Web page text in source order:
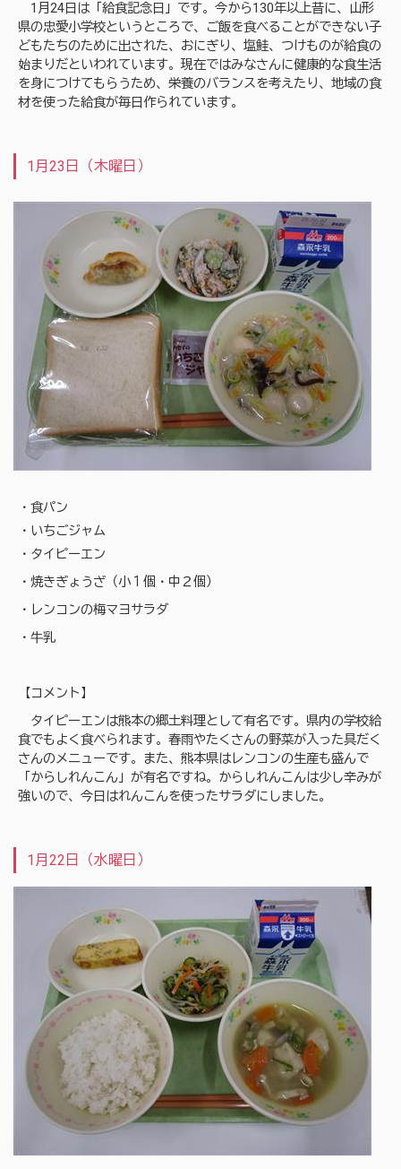
1月24日は「給食記念日」です。今から130年以上昔に、山形
県の忠愛小学校というところで、ご飯を食べることができない子
どもたちのために出された、おにぎり、塩鮭、つけものが給食の
始まりだといわれています。現在ではみなさんに健康的な食生活
を身につけてもらうため、栄養のバランスを考えたり、地域の食
材を使った給食が毎日作られています。
1月23日（木曜日）
・食パン
・いちごジャム
・タイピーエン
・焼きぎょうざ（小１個・中２個）
・レンコンの梅マヨサラダ
・牛乳
【コメント】
タイピーエンは熊本の郷土料理として有名です。県内の学校給
食でもよく食べられます。春雨やたくさんの野菜が入った具だく
さんのメニューです。また、熊本県はレンコンの生産も盛んで
「からしれんこん」が有名ですね。からしれんこんは少し辛みが
強いので、今日はれんこんを使ったサラダにしました。
1月22日（水曜日）